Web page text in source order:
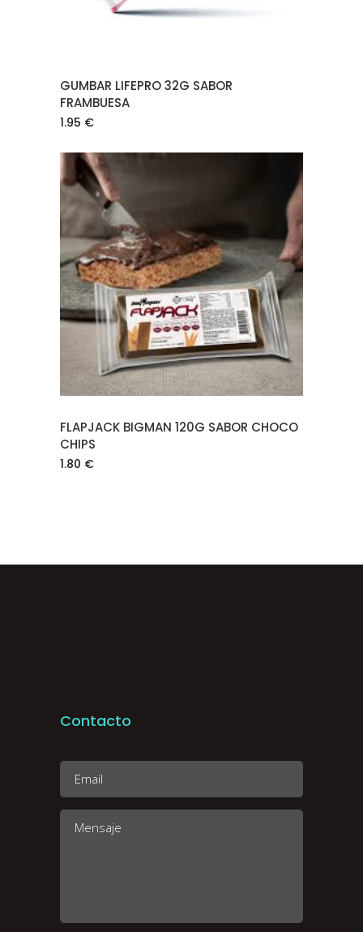
GUMBAR LIFEPRO 32G SABOR
FRAMBUESA
1.95 €
AÑADIR AL CARRITO
FLAPJACK BIGMAN 120G SABOR CHOCO
CHIPS
1.80 €
Contacto